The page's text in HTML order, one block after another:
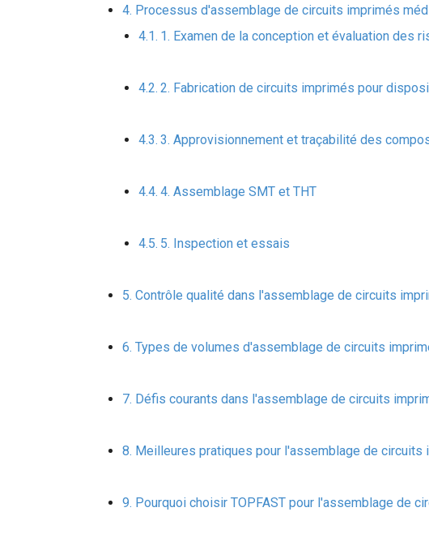
Processus d'assemblage de circuits imprimés
1. Examen de la conception et évaluation des
2. Fabrication de circuits imprimés pour
3. Approvisionnement et traçabilité des
4. Assemblage SMT et THT
5. Inspection et essais
Contrôle qualité dans l'assemblage de circuits
Types de volumes d'assemblage de circuits
Défis courants dans l'assemblage de circuits
Meilleures pratiques pour l'assemblage de circuits
Pourquoi choisir TOPFAST pour l'assemblage de